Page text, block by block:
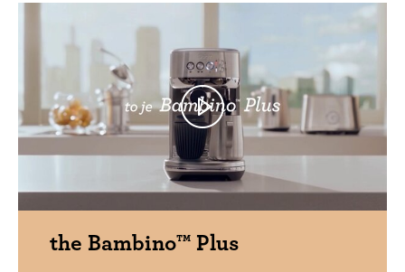
the Bambino™ Plus